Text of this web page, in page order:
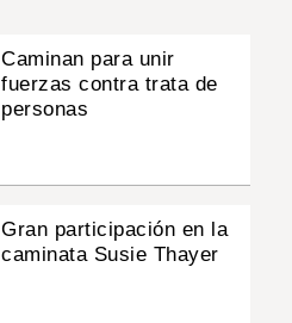
Caminan para unir
fuerzas contra trata de
personas
Gran participación en la
caminata Susie Thayer